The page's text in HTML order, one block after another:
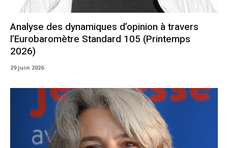
Analyse des dynamiques d’opinion à travers
l’Eurobaromètre Standard 105 (Printemps
2026)
29 juin 2026